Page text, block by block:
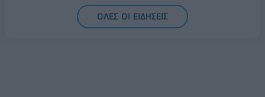
Δεύτερη πηγή εισοδήματος για τους επαγγελματίες
ψαράδες ο αλιευτικός τουρισμός
ΟΛΕΣ ΟΙ ΕΙΔΗΣΕΙΣ